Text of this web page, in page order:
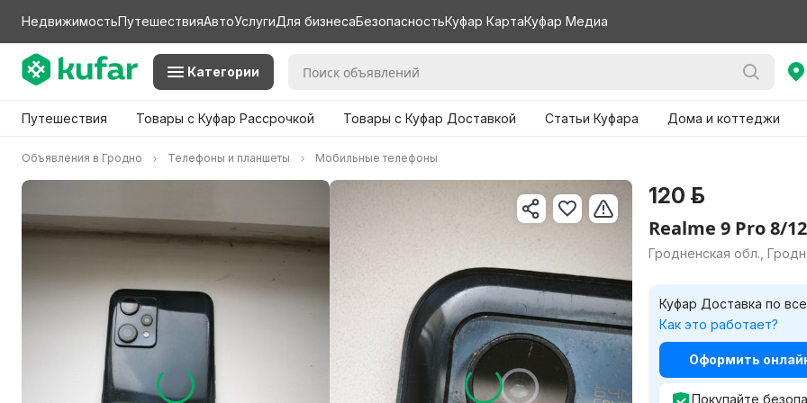
НедвижимостьПутешествияАвтоУслугиДля бизнесаБезопасностьКуфар КартаКуфар Медиа
Категории
Путешествия Товары с Куфар Рассрочкой Товары с Куфар Доставкой Статьи Куфара Дома и коттеджи
Объявления в Гродно Телефоны и планшеты Мобильные телефоны
120 р.
Realme 9 Pro 8/
Гродненская обл.,
Куфар Доставка по
Как это работает?
Оформить
Покупайте